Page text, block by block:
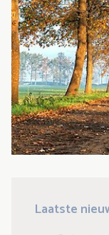
Laatste